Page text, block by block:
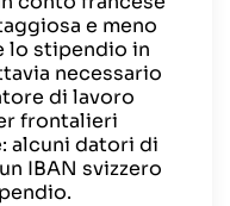
e meno
lo stipendio in
necessario
di lavoro
frontalieri
alcuni datori di
IBAN svizzero